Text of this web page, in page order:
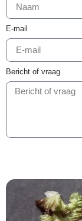
E-mail
Bericht of vraag